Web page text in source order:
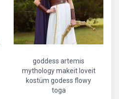
goddess artemis
mythology makeit loveit
kostüm godess flowy
toga